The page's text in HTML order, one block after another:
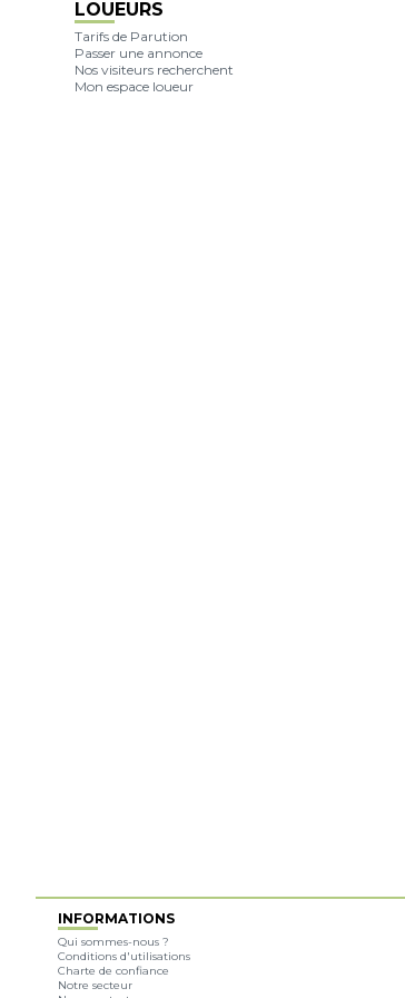
Annonceurs : Vous avez
pour projet de vendre
votre propriété ? Cliquez
ici !
LOUEURS
Tarifs de Parution
Passer une annonce
Nos visiteurs recherchent
Mon espace loueur
INFORMATIONS
Qui sommes-nous ?
Conditions d'utilisations
Charte de confiance
Notre secteur